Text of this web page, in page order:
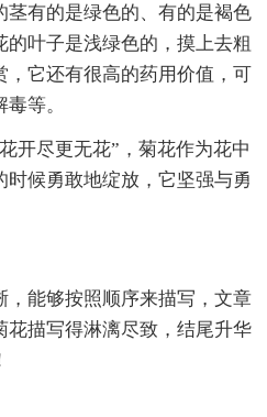
茎有的是绿色的、有的是褐色
叶子是浅绿色的，摸上去粗
，它还有很高的药用价值，可
等。
开尽更无花”，菊花作为花中
候勇敢地绽放，它坚强与勇
，能够按照顺序来描写，文章
花描写得淋漓尽致，结尾升华